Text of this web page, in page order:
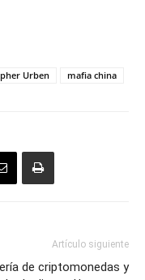
Urben mafia china
Artículo siguiente
de criptomonedas y